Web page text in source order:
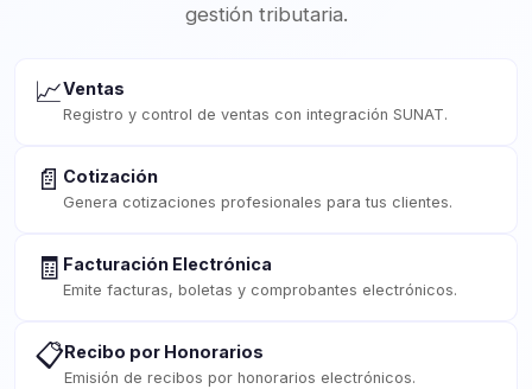
gestión tributaria.
📈Ventas
Registro y control de ventas con integración SUNAT.
📄 Cotización
Genera cotizaciones profesionales para tus clientes.
🧾 Facturación Electrónica
Emite facturas, boletas y comprobantes electrónicos.
📋Recibo por Honorarios
Emisión de recibos por honorarios electrónicos.